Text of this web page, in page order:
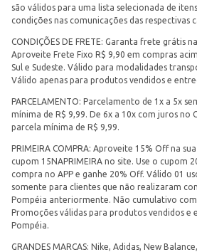
são válidos para uma lista selecionada de
condições nas comunicações das respectivas
CONDIÇÕES DE FRETE: Garanta frete grátis
Aproveite Frete Fixo R$ 9,90 em compras
Sul e Sudeste. Válido para modalidades
Válido apenas para produtos vendidos e
PARCELAMENTO: Parcelamento de 1x a 5x
mínima de R$ 9,99. De 6x a 10x com juros no
parcela mínima de R$ 9,99.
PRIMEIRA COMPRA: Aproveite 15% Off na
cupom 15NAPRIMEIRA no site. Use o cupom
compra no APP e ganhe 20% Off. Válido 01
somente para clientes que não realizaram
Pompéia anteriormente. Não cumulativo
Promoções válidas para produtos vendidos e
Pompéia.
GRANDES MARCAS: Nike, Adidas, New